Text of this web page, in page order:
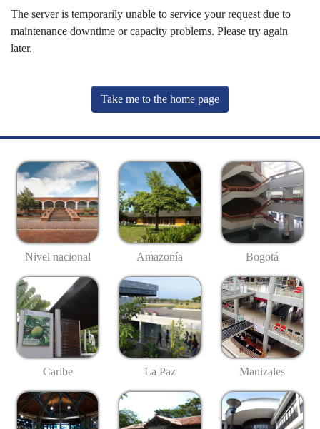
The server is temporarily unable to service your request due to
maintenance downtime or capacity problems. Please try again
later.
Take me to the home page
Nivel nacional Amazonía Bogotá
Caribe La Paz Manizales